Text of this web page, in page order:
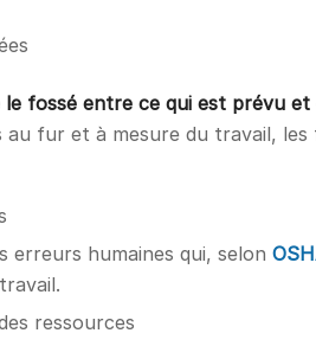
fossé entre ce qui est prévu et
au fur et à mesure du travail,
erreurs humaines qui, selon
ressources